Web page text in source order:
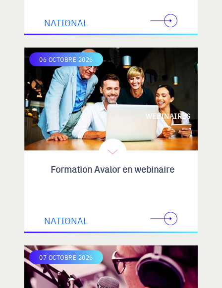
NATIONAL
06 OCTOBRE 2026
WEBINAIRES
Formation Avalor en webinaire
NATIONAL
07 OCTOBRE 2026